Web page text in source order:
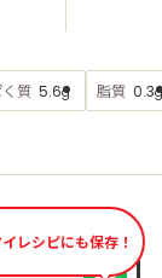
質 5.6g 脂質 0.3g
レシピにも保存！